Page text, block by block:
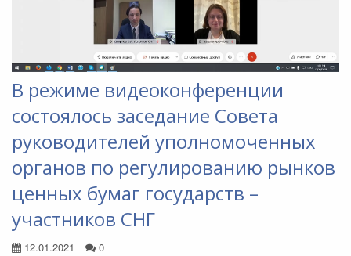
В режиме видеоконференции
состоялось заседание Совета
руководителей уполномоченных
органов по регулированию рынков
ценных бумаг государств –
участников СНГ
12.01.2021 0